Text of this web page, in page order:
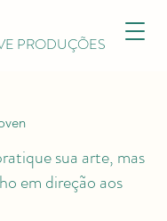
PRODUÇÕES
sua arte, mas
em direção aos